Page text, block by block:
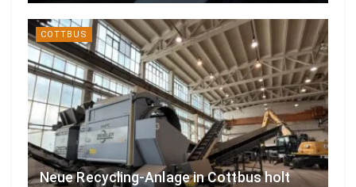
COTTBUS
Neue Recycling-Anlage in Cottbus holt